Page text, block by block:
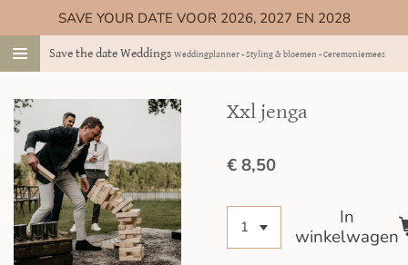
direct
naar
hoofdinhoud
Save the date Weddings Weddingplanner - Styling & bloemen - Ceremoniemeester
SAVE YOUR DATE VOOR 2026, 2027 EN 2028
Xxl jenga
€ 8,50
In
winkelwagen